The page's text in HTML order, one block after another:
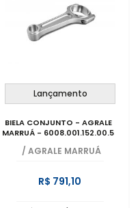
Lançamento
BIELA CONJUNTO - AGRALE
MARRUÁ - 6008.001.152.00.5
/ AGRALE MARRUÁ
R$ 791,10